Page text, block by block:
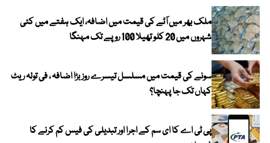
ملک بھر میں آٹے کی قیمت میں اضافہ، ایک ہفتے میں کئی
شہروں میں 20 کلو تھیلا 100 روپے تک مہنگا
سونے کی قیمت میں مسلسل تیسرے روز بڑا اضافہ ، فی تولہ ریٹ
کہاں تک جا پہنچا؟
پی ٹی اے کا ای سم کے اجرا اور تبدیلی کی فیس کم کرنے کا